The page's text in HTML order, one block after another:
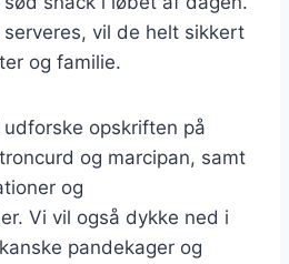
vil de helt sikkert
og familie.
opskriften på
og marcipan, samt
og
Vi vil også dykke ned i
pandekager og